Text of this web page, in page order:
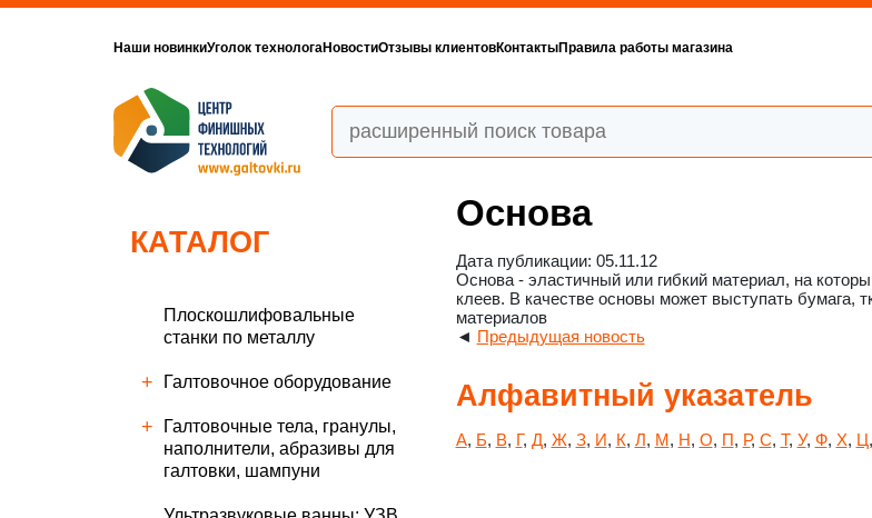
Наши новинкиУголок технологаНовостиОтзывы клиентовКонтактыПравила работы магазина
КАТАЛОГ
Плоскошлифовальные
станки по металлу
Галтовочное оборудование
Галтовочные тела, гранулы,
наполнители, абразивы для
галтовки, шампуни
Основа
Дата публикации: 05.11.12
Основа - эластичный или гибкий материал, на
клеев. В качестве основы может выступать бумага,
материалов
◄ Предыдущая новость
Алфавитный указатель
А, Б, В, Г, Д, Ж, З, И, К, Л, М, Н, О, П, Р, С, Т, У, Ф, Х, Ц,